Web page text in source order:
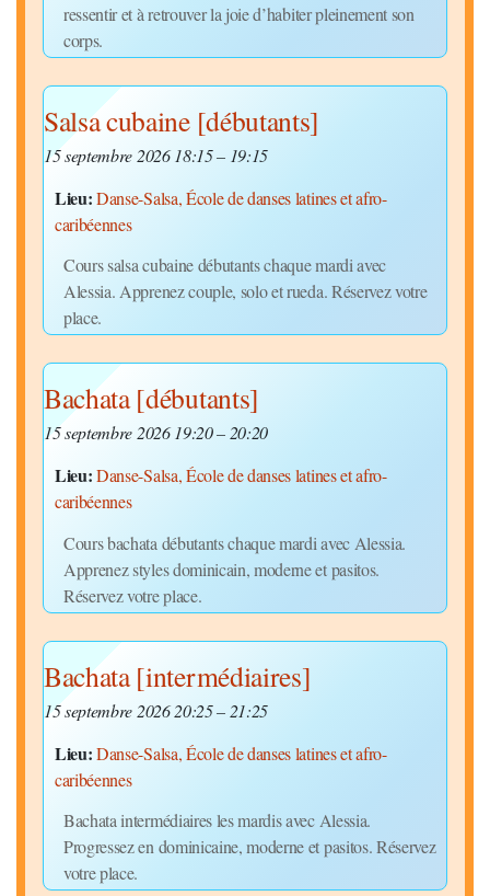
ressentir et à retrouver la joie d’habiter pleinement son
corps.
Salsa cubaine [débutants]
15 septembre 2026 18:15– 19:15
Lieu:Danse-Salsa, École de danses latines et afro-
caribéennes
Cours salsa cubaine débutants chaque mardi avec
Alessia. Apprenez couple, solo et rueda. Réservez votre
place.
Bachata [débutants]
15 septembre 2026 19:20–20:20
Lieu:Danse-Salsa, École de danses latines et afro-
caribéennes
Cours bachata débutants chaque mardi avec Alessia.
Apprenez styles dominicain, moderne et pasitos.
Réservez votre place.
Bachata [intermédiaires]
15 septembre 2026 20:25– 21:25
Lieu:Danse-Salsa, École de danses latines et afro-
caribéennes
Bachata intermédiaires les mardis avec Alessia.
Progressez en dominicaine, moderne et pasitos. Réservez
votre place.